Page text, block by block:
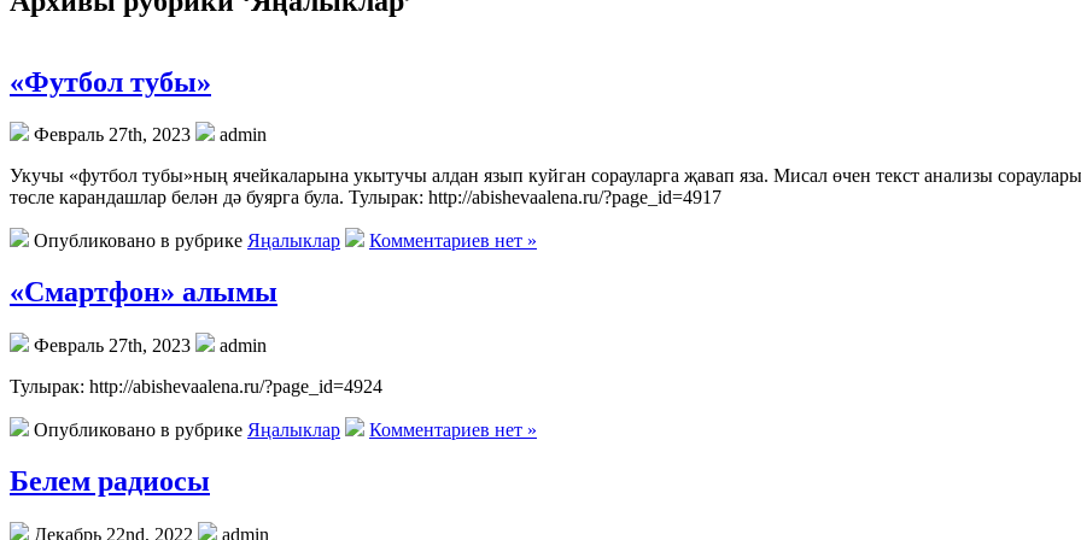
«Футбол тубы»
Февраль 27th, 2023
admin
Укучы «футбол тубы»ның ячейкаларына укытучы алдан язып куйган сорауларга җавап яза. Мисал өчен текст анализы
төсле карандашлар белән дә буярга була. Тулырак: http://abishevaalena.ru/?page_id=4917
Опубликовано в рубрике Яңалыклар Комментариев нет »
«Смартфон» алымы
Февраль 27th, 2023
admin
Тулырак: http://abishevaalena.ru/?page_id=4924
Опубликовано в рубрике Яңалыклар Комментариев нет »
Белем радиосы
Декабрь 22nd, 2022
admin